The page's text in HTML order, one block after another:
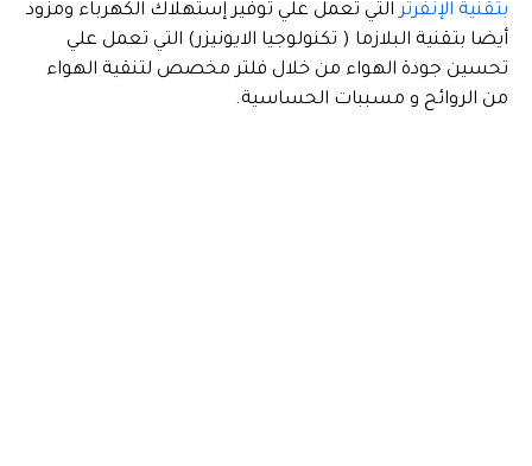
بتقنية الإنفرترالتي تعمل علي توفير إستهلاك الكهرباء ومزود
أيضا بتقنية البلازما ( تكنولوجيا الايونيزر) التي تعمل علي
تحسين جودة الهواء من خلال فلتر مخصص لتنقية الهواء
من الروائح و مسببات الحساسية.